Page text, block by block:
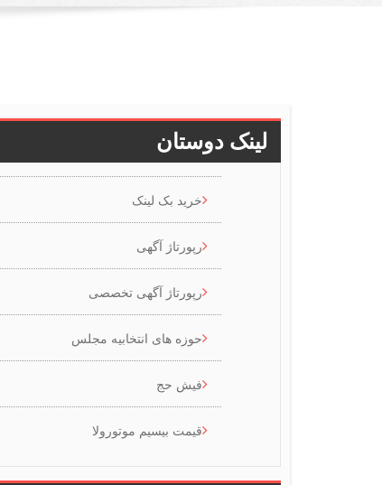
لینک دوستان
خرید بک لینک
رپورتاژ آگهی
رپورتاژ آگهی تخصصی
حوزه های انتخابیه مجلس
فیش حج
قیمت بیسیم موتورولا